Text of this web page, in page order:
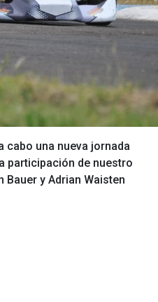
cabo una nueva jornada
participación de nuestro
Bauer y Adrian Waisten